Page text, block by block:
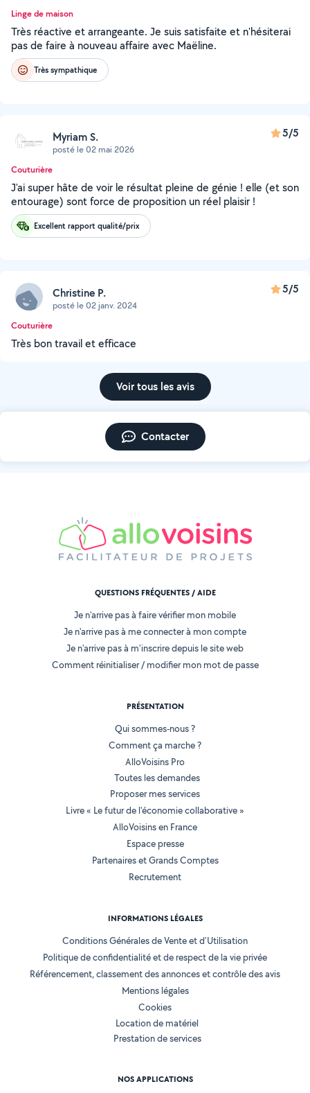
Linge de maison
Très réactive et arrangeante. Je suis satisfaite et n'hésiterai
pas de faire à nouveau affaire avec Maëline.
Très sympathique
Myriam S.
posté le 02 mai 2026
5/5
Couturière
J'ai super hâte de voir le résultat pleine de génie ! elle (et son
entourage) sont force de proposition un réel plaisir !
Excellent rapport qualité/prix
Christine P.
posté le 02 janv. 2024
5/5
Couturière
Très bon travail et efficace
Voir tous les avis
Contacter
QUESTIONS FRÉQUENTES / AIDE
Je n'arrive pas à faire vérifier mon mobile
Je n'arrive pas à me connecter à mon compte
Je n'arrive pas à m'inscrire depuis le site web
Comment réinitialiser / modifier mon mot de passe
PRÉSENTATION
Qui sommes-nous ?
Comment ça marche ?
AlloVoisins Pro
Toutes les demandes
Proposer mes services
Livre « Le futur de l'économie collaborative »
AlloVoisins en France
Espace presse
Partenaires et Grands Comptes
Recrutement
INFORMATIONS LÉGALES
Conditions Générales de Vente et d'Utilisation
Politique de confidentialité et de respect de la vie privée
Référencement, classement des annonces et contrôle des avis
Mentions légales
Cookies
Location de matériel
Prestation de services
NOS APPLICATIONS